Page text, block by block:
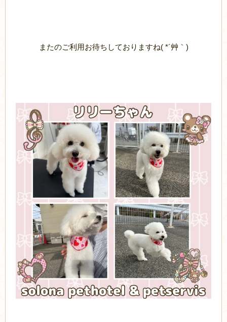
またのご利用お待ちしておりますね( *´艸｀)